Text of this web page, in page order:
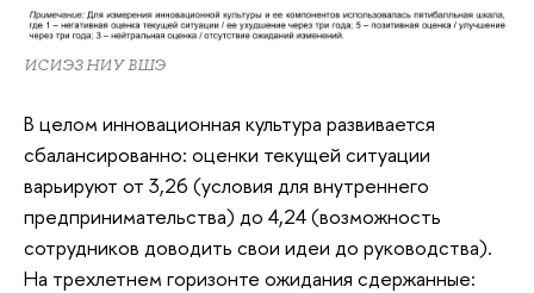
ИСИЭЗ НИУ ВШЭ
В целом инновационная культура развивается
сбалансированно: оценки текущей ситуации
варьируют от 3,26 (условия для внутреннего
предпринимательства) до 4,24 (возможность
сотрудников доводить свои идеи до руководства).
На трехлетнем горизонте ожидания сдержанные: